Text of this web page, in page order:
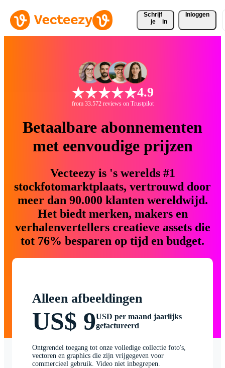
Schrijf
je
in
Inloggen
4.9
from 33.572 reviews on Trustpilot
Betaalbare abonnementen
met eenvoudige prijzen
Vecteezy is 's werelds #1
stockfotomarktplaats, vertrouwd door
meer dan 90.000 klanten wereldwijd.
Het biedt merken, makers en
verhalenvertellers creatieve assets die
tot 76% besparen op tijd en budget.
Alleen afbeeldingen
US$ 9USD per maand jaarlijks
gefactureerd
Ontgrendel toegang tot onze volledige collectie foto's,
vectoren en graphics die zijn vrijgegeven voor
commercieel gebruik. Video niet inbegrepen.